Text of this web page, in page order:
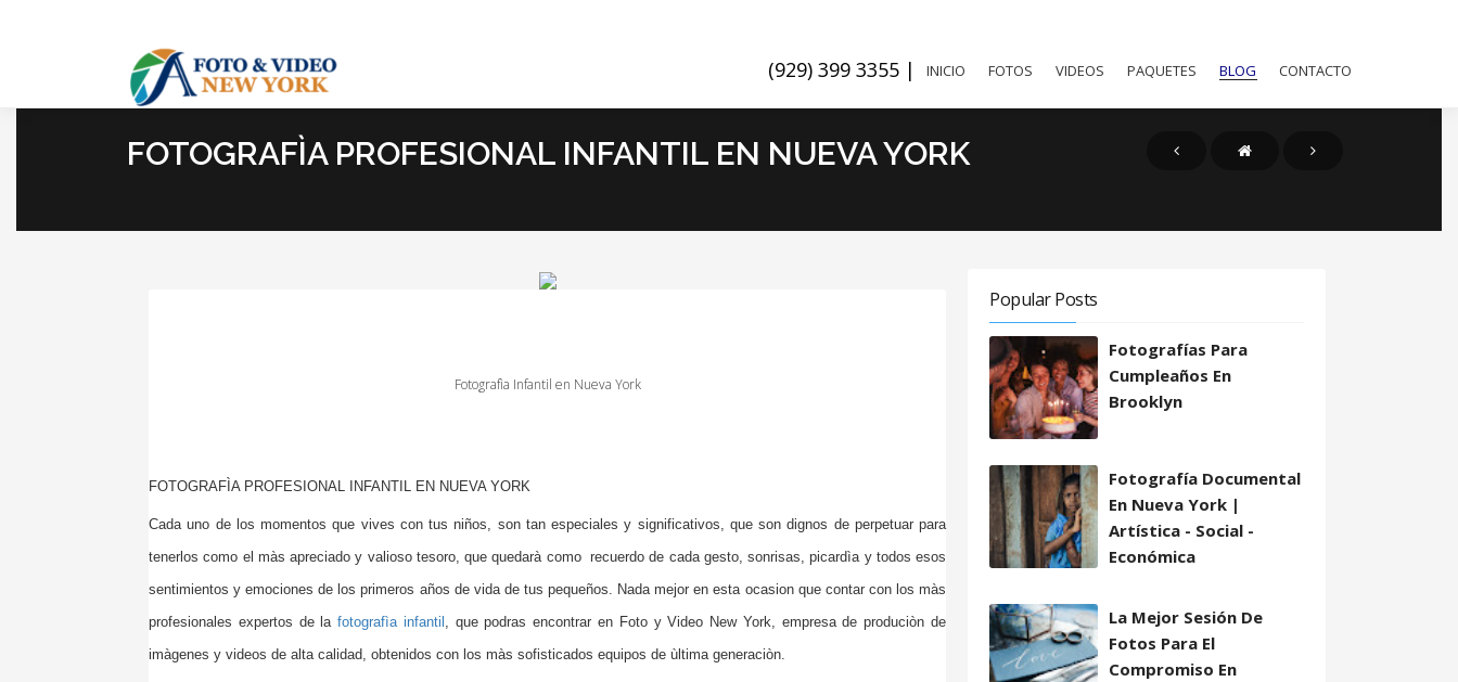
(929) 399 3355 | INICIO FOTOS VIDEOS PAQUETES BLOG CONTACTO
FOTOGRAFÌA PROFESIONAL INFANTIL EN NUEVA YORK
Fotografìa Infantil en Nueva York
FOTOGRAFÌA PROFESIONAL INFANTIL EN NUEVA YORK
Cada uno de los momentos que vives con tus niños, son tan especiales y significativos, que son dignos de perpetuar para
tenerlos como el màs apreciado y valioso tesoro, que quedarà como recuerdo de cada gesto, sonrisas, picardìa y todos esos
sentimientos y emociones de los primeros años de vida de tus pequeños. Nada mejor en esta ocasion que contar con los màs
profesionales expertos de lafotografìa infantil , que podras encontrar en Foto y Video New York, empresa de produciòn de
imàgenes y videos de alta calidad, obtenidos con los màs sofisticados equipos de ùltima generaciòn.
Popular Posts
Fotografías Para
Cumpleaños En
Brooklyn
Fotografía Documental
En Nueva York |
Artística - Social -
Económica
La Mejor Sesión De
Fotos Para El
Compromiso En